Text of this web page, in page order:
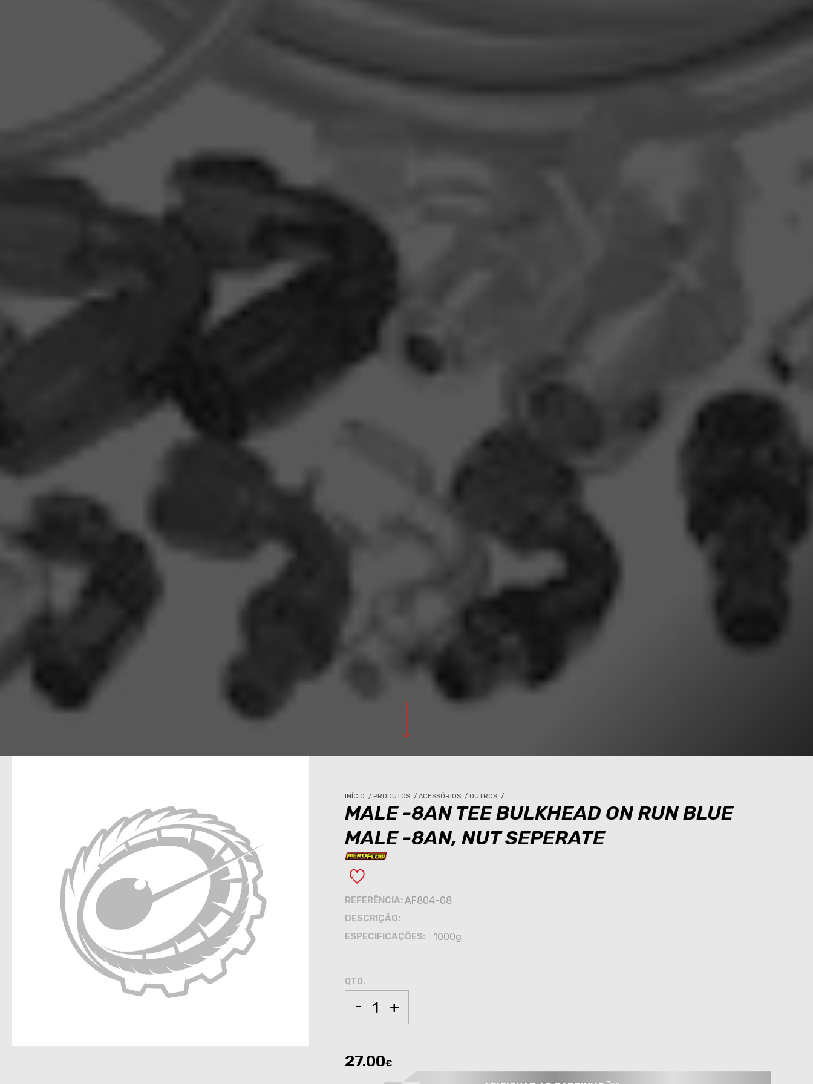
INÍCIO / PRODUTOS / ACESSÓRIOS / OUTROS /
MALE -8AN TEE BULKHEAD ON RUN BLUE
MALE -8AN, NUT SEPERATE
REFERÊNCIA: AF804-08
DESCRIÇÃO:
ESPECIFICAÇÕES:
1000g
QTD.
- +
27.00€